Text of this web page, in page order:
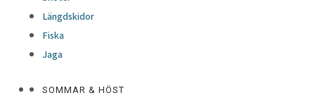
Längdskidor
Fiska
Jaga
SOMMAR & HÖST